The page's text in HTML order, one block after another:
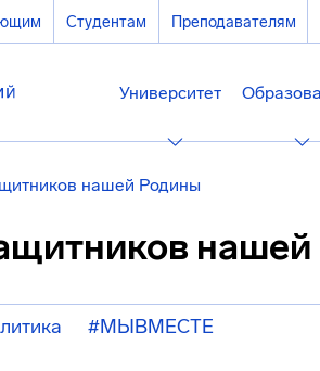
Студентам Преподавателям
Университет
нашей Родины
#МЫВМЕСТЕ